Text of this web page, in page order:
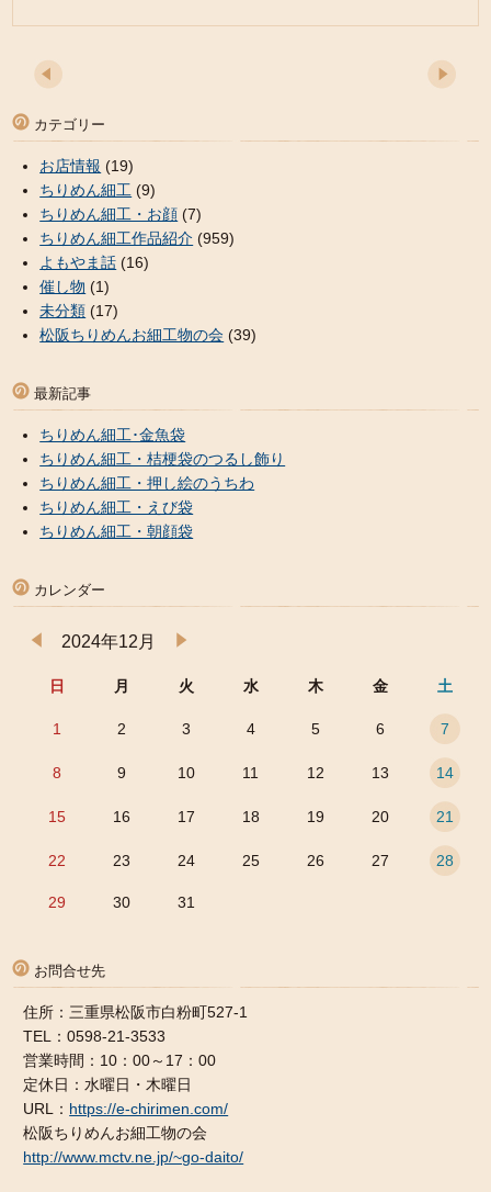
カテゴリー
お店情報 (19)
ちりめん細工 (9)
ちりめん細工・お顔 (7)
ちりめん細工作品紹介 (959)
よもやま話 (16)
催し物 (1)
未分類 (17)
松阪ちりめんお細工物の会 (39)
最新記事
ちりめん細工･金魚袋
ちりめん細工・桔梗袋のつるし飾り
ちりめん細工・押し絵のうちわ
ちりめん細工・えび袋
ちりめん細工・朝顔袋
カレンダー
2024年12月
日 月 火 水 木 金 土
1 2 3 4 5 6 7
8 9 10 11 12 13 14
15 16 17 18 19 20 21
22 23 24 25 26 27 28
29 30 31
お問合せ先
住所：三重県松阪市白粉町527-1
TEL：0598-21-3533
営業時間：10：00～17：00
定休日：水曜日・木曜日
URL： https://e-chirimen.com/
松阪ちりめんお細工物の会
http://www.mctv.ne.jp/~go-daito/